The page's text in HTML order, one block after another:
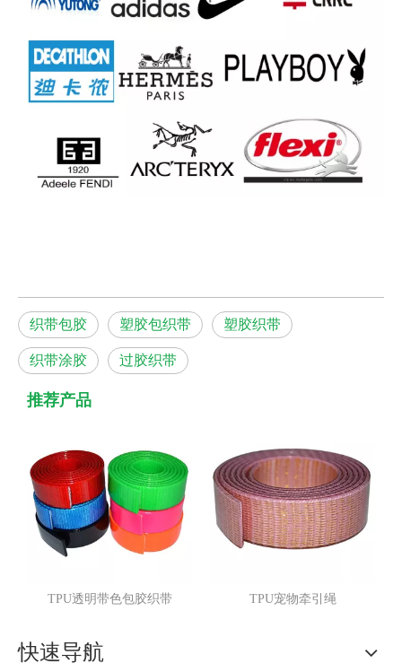
织带包胶 塑胶包织带 塑胶织带
织带涂胶 过胶织带
推荐产品
色包胶织带 TPU宠物牵引绳 PVC压纹包
快速导航